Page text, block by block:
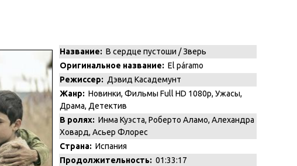
Название: В сердце пустоши / Зверь
Оригинальное название: El páramo
Режиссер: Дэвид Касадемунт
Жанр: Новинки, Фильмы Full HD 1080p, Ужасы,
Драма, Детектив
В ролях: Инма Куэста, Роберто Аламо, Алехандра
Ховард, Асьер Флорес
Страна: Испания
Продолжительность: 01:33:17